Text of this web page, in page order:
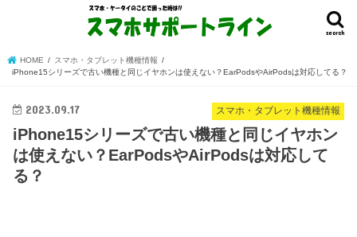
search
HOME
スマホ・タブレット機種情報
iPhone15シリーズで古い機種と同じイヤホンは使えない？EarPodsやAirPodsは対応してる？
スマホ・タブレット機種情報
2023.09.17
iPhone15シリーズで古い機種と同じイヤホン
は使えない？EarPodsやAirPodsは対応して
る？